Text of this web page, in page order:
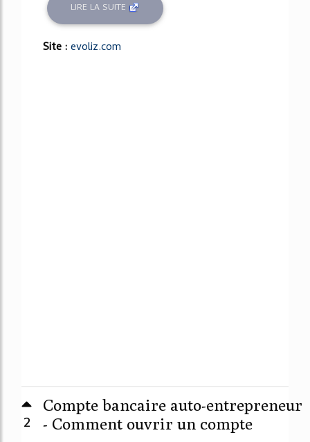
LIRE LA SUITE
Site :evoliz.com
2
Compte bancaire auto-entrepreneur
- Comment ouvrir un compte